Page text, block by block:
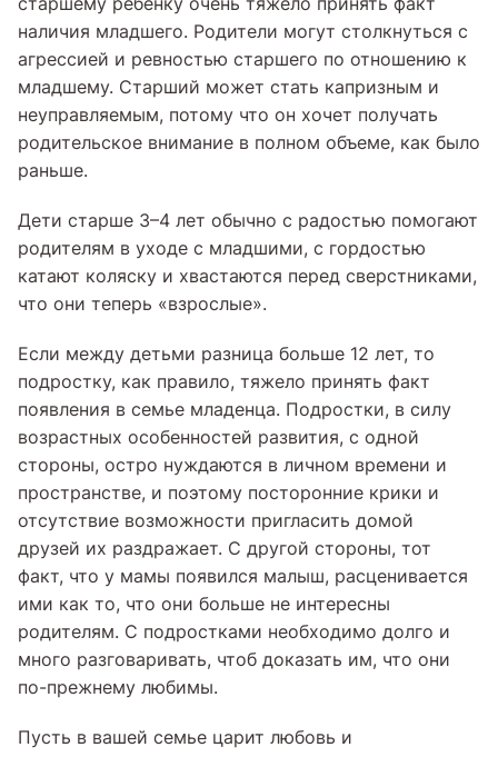
наличия младшего. Родители могут столкнуться с
агрессией и ревностью старшего по отношению к
младшему. Старший может стать капризным и
неуправляемым, потому что он хочет получать
родительское внимание в полном объеме, как было
раньше.
Дети старше 3–4 лет обычно с радостью помогают
родителям в уходе с младшими, с гордостью
катают коляску и хвастаются перед сверстниками,
что они теперь «взрослые».
Если между детьми разница больше 12 лет, то
подростку, как правило, тяжело принять факт
появления в семье младенца. Подростки, в силу
возрастных особенностей развития, с одной
стороны, остро нуждаются в личном времени и
пространстве, и поэтому посторонние крики и
отсутствие возможности пригласить домой
друзей их раздражает. С другой стороны, тот
факт, что у мамы появился малыш, расценивается
ими как то, что они больше не интересны
родителям. С подростками необходимо долго и
много разговаривать, чтоб доказать им, что они
по-прежнему любимы.
Пусть в вашей семье царит любовь и